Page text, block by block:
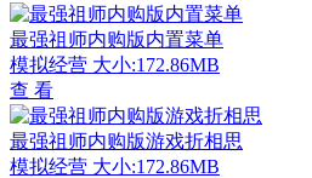
最强祖师内购版内置菜单
模拟经营 大小:172.86MB
查 看
最强祖师内购版游戏折相思
模拟经营 大小:172.86MB